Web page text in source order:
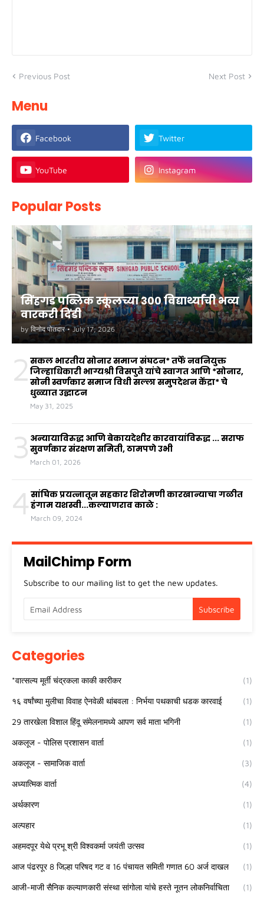
Previous Post Next Post
Menu
Facebook Twitter
YouTube Instagram
Popular Posts
सिंहगड पब्लिक स्कूलच्या ३०० विद्यार्थ्यांची भव्य
वारकरी दिंडी
by विनोद पोतदार • July 17, 2026
2 सकल भारतीय सोनार समाज संघटन* तर्फे नवनियुक्त
जिल्हाधिकारी भाग्यश्री विसपुते यांचे स्वागत आणि *सोनार,
सोनी स्वर्णकार समाज विधी सल्ला समुपदेशन केंद्रा* चे
धुळ्यात उद्घाटन
May 31, 2025
3 अन्यायाविरुद्ध आणि बेकायदेशीर कारवायांविरुद्ध ... सराफ
सुवर्णकार संरक्षण समिती, ठामपणे उभी
March 01, 2026
4 सांघिक प्रयत्नातून सहकार शिरोमणी कारखान्याचा गळीत
हंगाम यशस्वी...कल्याणराव काळे :
March 09, 2024
MailChimp Form
Subscribe to our mailing list to get the new updates.
Categories
*वात्सल्य मूर्ती चंद्रकला काकी कारीकर (1)
१६ वर्षांच्या मुलीचा विवाह ऐनवेळी थांबवला : निर्भया पथकाची धडक कारवाई (1)
29 तारखेला विशाल हिंदू संमेलनामध्ये आपण सर्व माता भगिनी (1)
अकलूज - पोलिस प्रशासन वार्ता (1)
अकलूज - सामाजिक वार्ता (3)
अध्यात्मिक वार्ता (4)
अर्थकारण (1)
अल्पहार (1)
अहमदपूर येथे प्रभू श्री विश्वकर्मा जयंती उत्सव (1)
आज पंढरपूर 8 जिल्हा परिषद गट व 16 पंचायत समिती गणात 60 अर्ज दाखल (1)
आजी-माजी सैनिक कल्याणकारी संस्था सांगोला यांचे हस्ते नूतन लोकनिर्वाचिता (1)